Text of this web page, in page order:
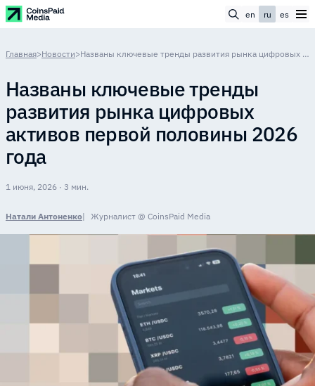
en ru es
Главная>Новости> Названы ключевые тренды развития рынка цифровых активов первой половины 2026 года
Названы ключевые тренды
развития рынка цифровых
активов первой половины 2026
года
1 июня, 2026 · 3 мин.
Натали Антоненко Журналист @ CoinsPaid Media